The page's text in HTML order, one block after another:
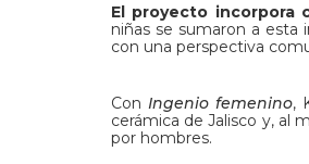
El proyecto incorpora
niñas se sumaron a esta
con una perspectiva
Con Ingenio femenino,
cerámica de Jalisco y, al
por hombres.